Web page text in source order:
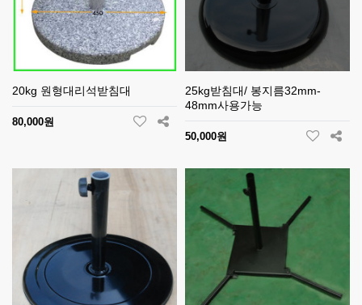
20kg 원형대리석받침대
80,000원
25kg받침대/ 봉지름32mm-
48mm사용가능
50,000원